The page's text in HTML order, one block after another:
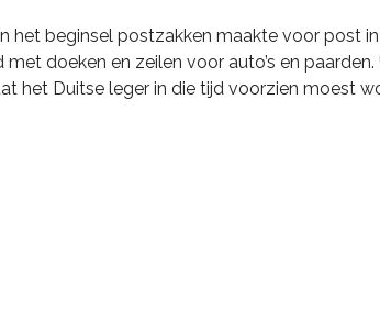
het beginsel postzakken maakte voor post
doeken en zeilen voor auto’s en paarden.
het Duitse leger in die tijd voorzien moest